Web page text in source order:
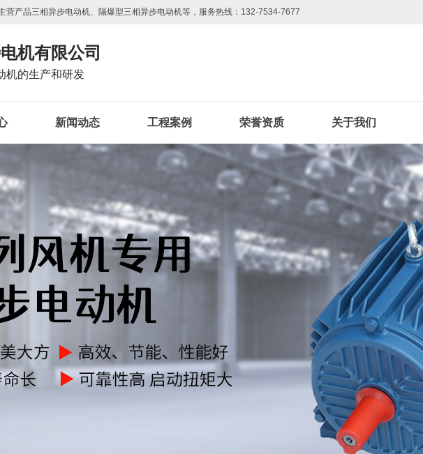
营产品三相异步电动机、 隔爆型三相异步电动机等，服务热线：132-7534-7677
机有限公司
机的生产和研发
新闻动态 工程案例 荣誉资质 关于我们